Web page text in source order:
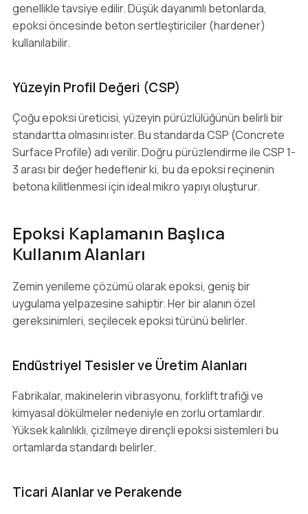
genellikle tavsiye edilir. Düşük dayanımlı betonlarda,
epoksi öncesinde beton sertleştiriciler (hardener)
kullanılabilir.
Yüzeyin Profil Değeri (CSP)
Çoğu epoksi üreticisi, yüzeyin pürüzlülüğünün belirli bir
standartta olmasını ister. Bu standarda CSP (Concrete
Surface Profile) adı verilir. Doğru pürüzlendirme ile CSP 1-
3 arası bir değer hedeflenir ki, bu da epoksi reçinenin
betona kilitlenmesi için ideal mikro yapıyı oluşturur.
Epoksi Kaplamanın Başlıca
Kullanım Alanları
Zemin yenileme çözümü olarak epoksi, geniş bir
uygulama yelpazesine sahiptir. Her bir alanın özel
gereksinimleri, seçilecek epoksi türünü belirler.
Endüstriyel Tesisler ve Üretim Alanları
Fabrikalar, makinelerin vibrasyonu, forklift trafiği ve
kimyasal dökülmeler nedeniyle en zorlu ortamlardır.
Yüksek kalınlıklı, çizilmeye dirençli epoksi sistemleri bu
ortamlarda standardı belirler.
Ticari Alanlar ve Perakende